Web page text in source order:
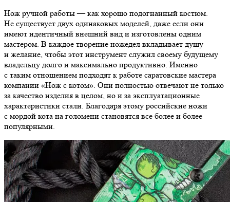
Нож ручной работы — как хорошо подогнанный костюм.
Не существует двух одинаковых моделей, даже если они
имеют идентичный внешний вид и изготовлены одним
мастером. В каждое творение ножедел вкладывает душу
и желание, чтобы этот инструмент служил своему будущему
владельцу долго и максимально продуктивно. Именно
с таким отношением подходят к работе саратовские мастера
компании «Нож с котом». Они полностью отвечают не только
за качество изделия в целом, но и за эксплуатационные
характеристики стали. Благодаря этому российские ножи
с мордой кота на голомени становятся все более и более
популярными.